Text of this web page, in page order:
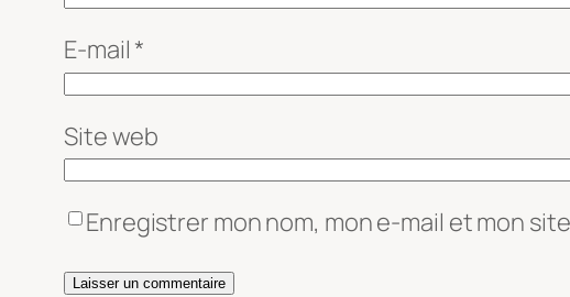
E-mail *
Site web
Enregistrer mon nom, mon e-mail et mon